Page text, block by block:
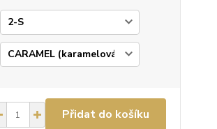
Přidat do košíku